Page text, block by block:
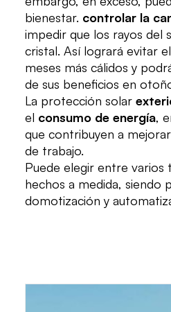
bienestar. controlar la
impedir que los rayos del
cristal. Así logrará evitar
meses más cálidos y
de sus beneficios en
La protección solar
el consumo de energía,
que contribuyen a
de trabajo.
Puede elegir entre
hechos a medida, siendo
domotización y